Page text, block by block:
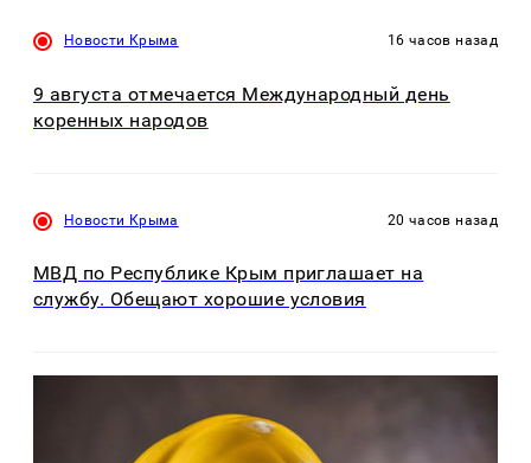
Новости Крыма 16 часов назад
9 августа отмечается Международный день
коренных народов
Новости Крыма 20 часов назад
МВД по Республике Крым приглашает на
службу. Обещают хорошие условия